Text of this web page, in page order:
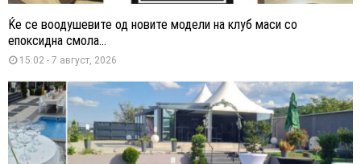
Ќе се воодушевите од новите модели на клуб маси со
епоксидна смола...
15:02 - 7 август, 2026